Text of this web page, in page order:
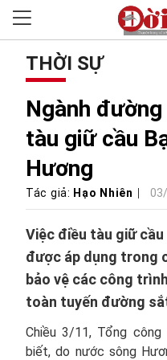
THỜI SỰ
Ngành
tàu giữ cầu
Hương
Tác giả: Hạo Nhiên
Việc điều tàu giữ cầu
được áp dụng trong
bảo vệ các công
toàn tuyến đường
Chiều 3/11, Tổng
biết, do nước sông